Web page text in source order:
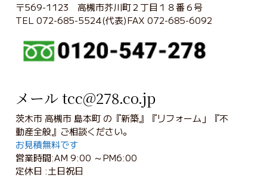
〒569-1123 高槻市芥川町２丁目１８番６号
TEL 072-685-5524(代表)FAX 072-685-6092
メール tcc@278.co.jp
茨木市 高槻市 島本町 の『新築』『リフォーム」『不
動産全般』ご相談ください。
お見積無料です
営業時間:AM 9:00 ～PM6:00
定休日 :土日祝日